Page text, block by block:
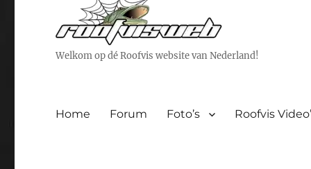
Welkom op dé Roofvis website van Nederland!
Home Forum Foto’s Roofvis